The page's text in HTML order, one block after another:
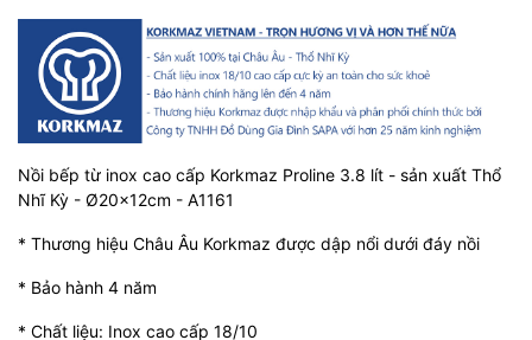
Nồi bếp từ inox cao cấp Korkmaz Proline 3.8 lít - sản xuất Thổ
Nhĩ Kỳ - Ø20x12cm - A1161
* Thương hiệu Châu Âu Korkmaz được dập nổi dưới đáy nồi
* Bảo hành 4 năm
* Chất liệu: Inox cao cấp 18/10